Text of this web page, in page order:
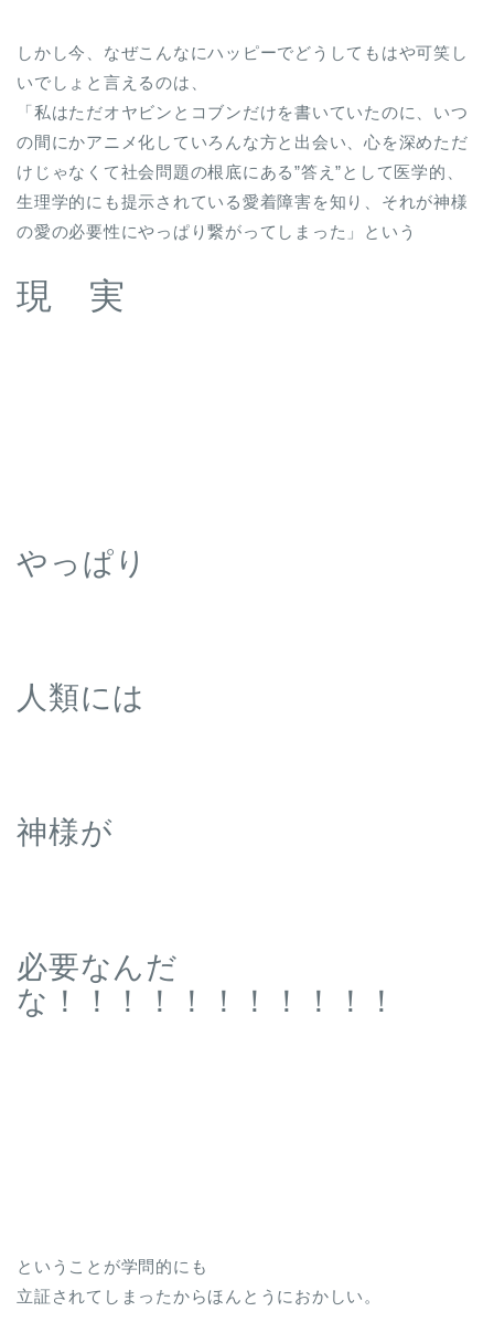
しかし今、なぜこんなにハッピーでどうしてもはや可笑し
いでしょと言えるのは、
「私はただオヤビンとコブンだけを書いていたのに、いつ
の間にかアニメ化していろんな方と出会い、心を深めただ
けじゃなくて社会問題の根底にある”答え”として医学的、
生理学的にも提示されている愛着障害を知り、それが神様
の愛の必要性にやっぱり繋がってしまった」という
現 実
やっぱり
人類には
神様が
必要なんだ
な！！！！！！！！！！！
ということが学問的にも
立証されてしまったからほんとうにおかしい。